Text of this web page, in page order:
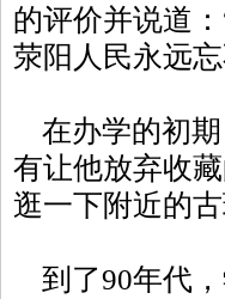
的评价并说道
荥阳人民永远忘
在办学的初期
有让他放弃收
逛一下附近的
到了90年代，